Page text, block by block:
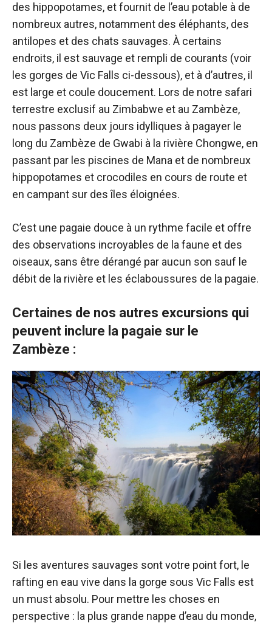
des hippopotames, et fournit de l’eau potable à de
nombreux autres, notamment des éléphants, des
antilopes et des chats sauvages. À certains
endroits, il est sauvage et rempli de courants (voir
les gorges de Vic Falls ci-dessous), et à d’autres, il
est large et coule doucement. Lors de notre safari
terrestre exclusif au Zimbabwe et au Zambèze,
nous passons deux jours idylliques à pagayer le
long du Zambèze de Gwabi à la rivière Chongwe, en
passant par les piscines de Mana et de nombreux
hippopotames et crocodiles en cours de route et
en campant sur des îles éloignées.
C’est une pagaie douce à un rythme facile et offre
des observations incroyables de la faune et des
oiseaux, sans être dérangé par aucun son sauf le
débit de la rivière et les éclaboussures de la pagaie.
Certaines de nos autres excursions qui
peuvent inclure la pagaie sur le
Zambèze :
Si les aventures sauvages sont votre point fort, le
rafting en eau vive dans la gorge sous Vic Falls est
un must absolu. Pour mettre les choses en
perspective : la plus grande nappe d’eau du monde,